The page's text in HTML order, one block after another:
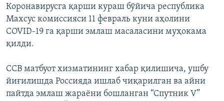
Коронавирусга қарши кураш бўйича республика
Махсус комиссияси 11 февраль куни аҳолини
COVID-19 га қарши эмлаш масаласини муҳокама
қилди.
ССВ матбуот хизматининг хабар қилишича, ушбу
йиғилишда Россияда ишлаб чиқарилган ва айни
пайтда эмлаш жараёни бошланган “Спутник V”